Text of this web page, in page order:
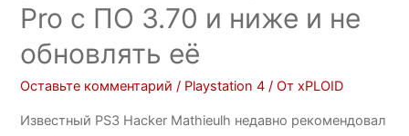
Pro c ПО 3.70 и ниже и не
обновлять её
Оставьте комментарий / Playstation 4 / ОтxPLOID
Известный PS3 Hacker Mathieulh недавно рекомендовал